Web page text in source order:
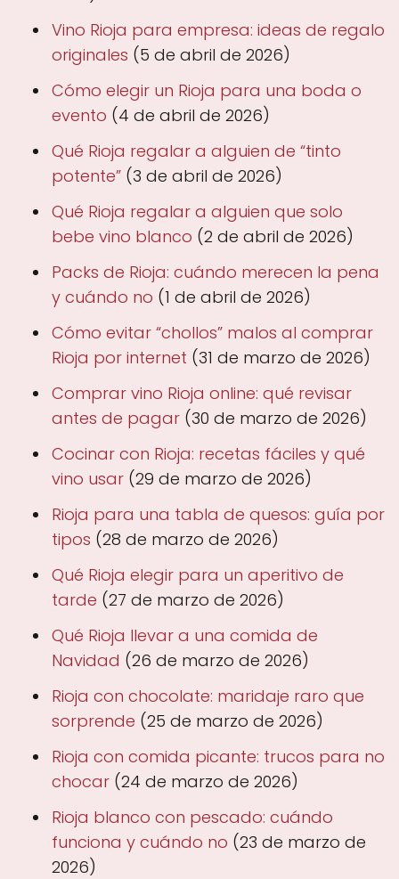
Vino Rioja para empresa: ideas de regalo
originales (5 de abril de 2026)
Cómo elegir un Rioja para una boda o
evento (4 de abril de 2026)
Qué Rioja regalar a alguien de “tinto
potente” (3 de abril de 2026)
Qué Rioja regalar a alguien que solo
bebe vino blanco (2 de abril de 2026)
Packs de Rioja: cuándo merecen la pena
y cuándo no (1 de abril de 2026)
Cómo evitar “chollos” malos al comprar
Rioja por internet (31 de marzo de 2026)
Comprar vino Rioja online: qué revisar
antes de pagar (30 de marzo de 2026)
Cocinar con Rioja: recetas fáciles y qué
vino usar (29 de marzo de 2026)
Rioja para una tabla de quesos: guía por
tipos (28 de marzo de 2026)
Qué Rioja elegir para un aperitivo de
tarde (27 de marzo de 2026)
Qué Rioja llevar a una comida de
Navidad (26 de marzo de 2026)
Rioja con chocolate: maridaje raro que
sorprende (25 de marzo de 2026)
Rioja con comida picante: trucos para no
chocar (24 de marzo de 2026)
Rioja blanco con pescado: cuándo
funciona y cuándo no (23 de marzo de
2026)